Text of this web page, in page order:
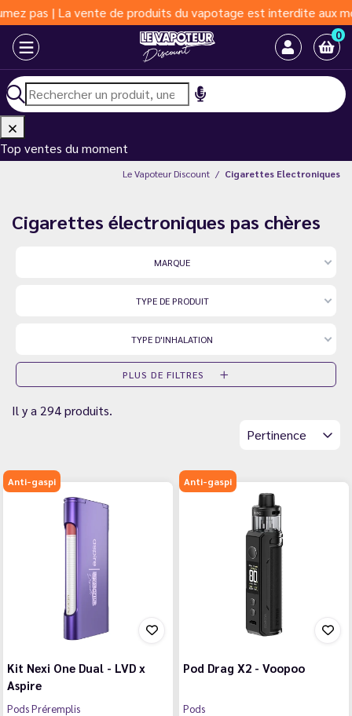
du vapotage est interdite aux moins de 18 ans |
0
Top ventes du moment
Le Vapoteur Discount Cigarettes Electroniques
Cigarettes électroniques pas chères
MARQUE
TYPE DE PRODUIT
TYPE D'INHALATION
PLUS DE FILTRES
Il y a 294 produits.
Pertinence
Anti-gaspi
Kit Nexi One Dual - LVD x
Aspire
Pods Préremplis
Anti-gaspi
Pod Drag X2 - Voopoo
Pods